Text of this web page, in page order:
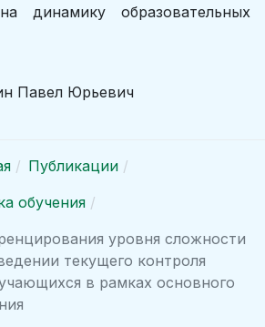
динамику образовательных
Павел Юрьевич
Публикации
обучения
уровня сложности
текущего контроля
в рамках основного